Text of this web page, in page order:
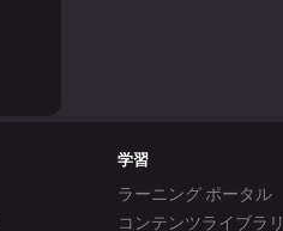
学習
ラーニング ポータル
コンテンツライブラリ